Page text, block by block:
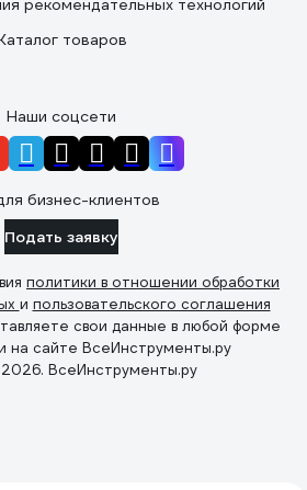
рекомендательных технологий
товаров
Наши соцсети
бизнес-клиентов
Подать заявку
политики в отношении обработки
и пользовательского соглашения
свои данные в любой форме
на сайте ВсеИнструменты.ру
ВсеИнструменты.ру